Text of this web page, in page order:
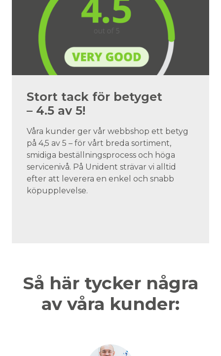
Stort tack för betyget
– 4.5 av 5!
Våra kunder ger vår webbshop ett betyg
på 4,5 av 5 – för vårt breda sortiment,
smidiga beställningsprocess och höga
servicenivå. På Unident strävar vi alltid
efter att leverera en enkel och snabb
köpupplevelse.
Så här tycker några
av våra kunder: